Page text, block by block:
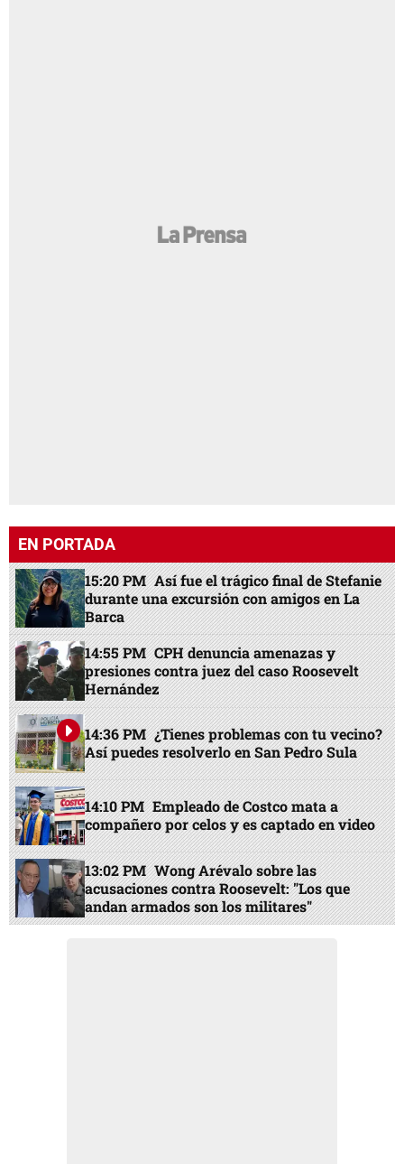
EN PORTADA
15:20 PM Así fue el trágico final de Stefanie
durante una excursión con amigos en La
Barca
14:55 PM CPH denuncia amenazas y
presiones contra juez del caso Roosevelt
Hernández
14:36 PM ¿Tienes problemas con tu vecino?
Así puedes resolverlo en San Pedro Sula
14:10 PM Empleado de Costco mata a
compañero por celos y es captado en video
13:02 PM Wong Arévalo sobre las
acusaciones contra Roosevelt: "Los que
andan armados son los militares"